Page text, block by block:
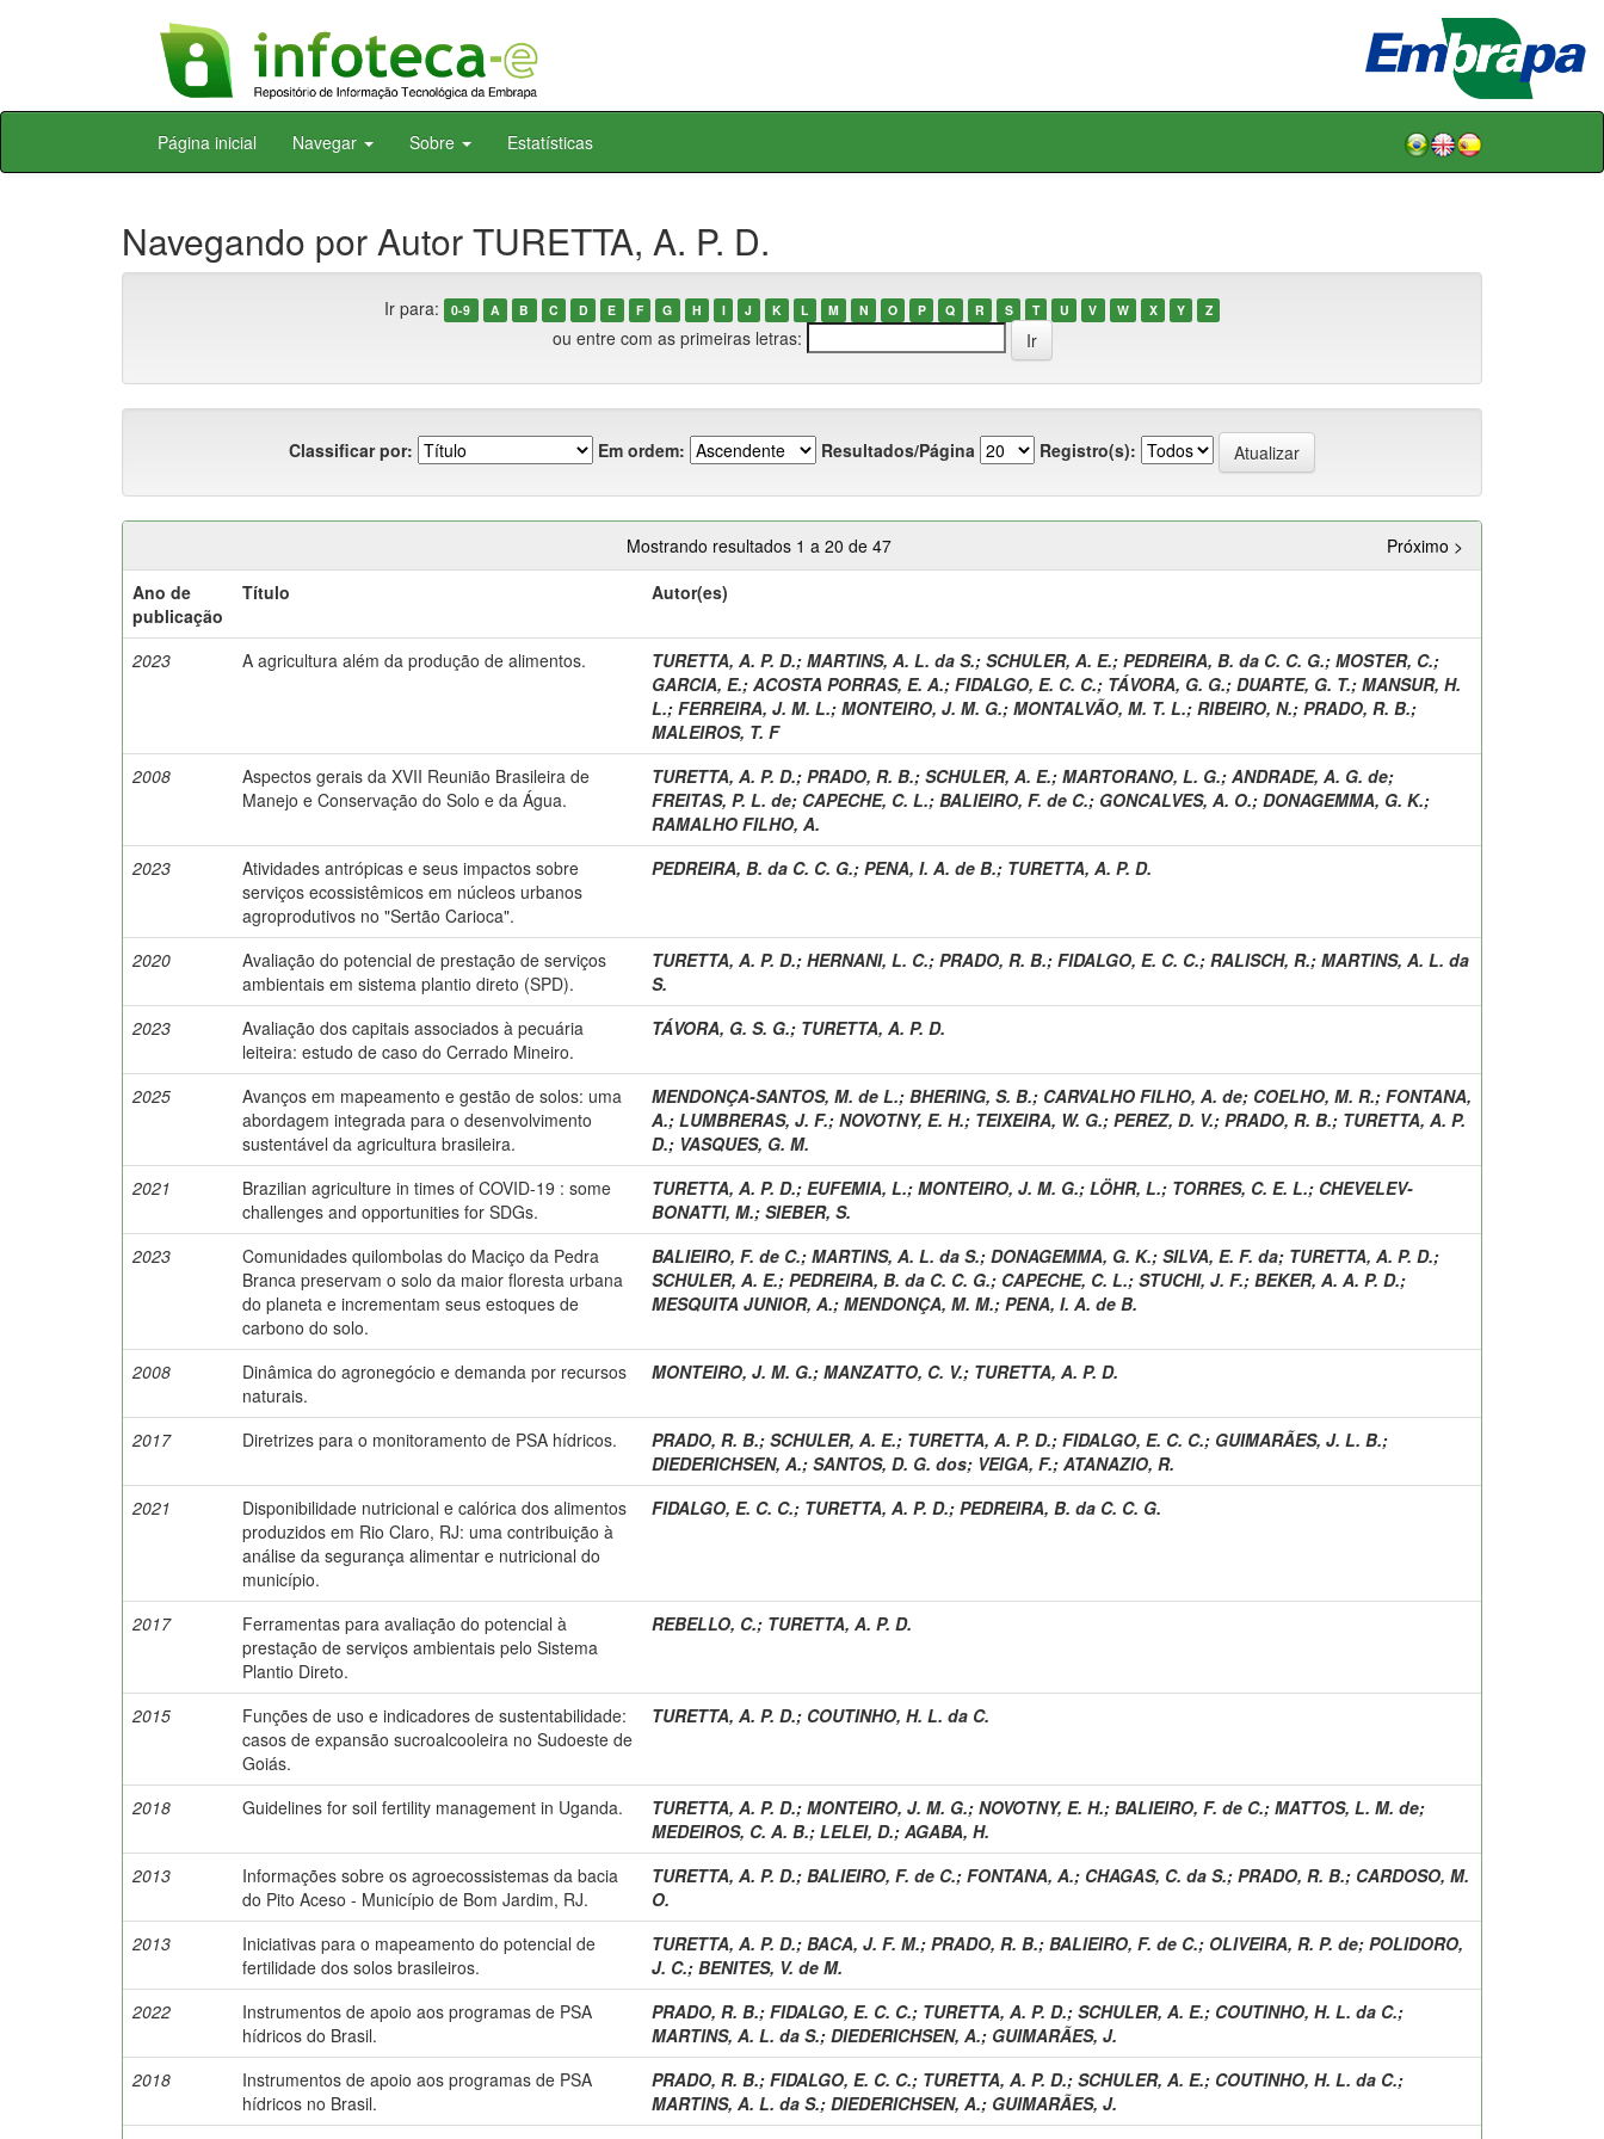
Skip
Página inicial Navegar Sobre Estatísticas
Navegando por Autor TURETTA, A. P. D.
Ir para: 0-9 A B C D E F G H I J K L M N O P Q R S T U V W X Y Z
ou entre com as primeiras letras:
Classificar por: Em ordem: Resultados/Página Registro(s):
Mostrando resultados 1 a 20 de 47
Próximo >
Ano de
publicação
Título Autor(es)
2023 A agricultura além da produção de alimentos. TURETTA, A. P. D.; MARTINS, A. L. da S.; SCHULER, A. E.; PEDREIRA, B. da C. C. G.; MOSTER, C.;
GARCIA, E.; ACOSTA PORRAS, E. A.; FIDALGO, E. C. C.; TÁVORA, G. G.; DUARTE, G. T.; MANSUR, H.
L.; FERREIRA, J. M. L.; MONTEIRO, J. M. G.; MONTALVÃO, M. T. L.; RIBEIRO, N.; PRADO, R. B.;
MALEIROS, T. F
2008
Aspectos gerais da XVII Reunião Brasileira de
Manejo e Conservação do Solo e da Água.
TURETTA, A. P. D.; PRADO, R. B.; SCHULER, A. E.; MARTORANO, L. G.; ANDRADE, A. G. de;
FREITAS, P. L. de; CAPECHE, C. L.; BALIEIRO, F. de C.; GONCALVES, A. O.; DONAGEMMA, G. K.;
RAMALHO FILHO, A.
2023
Atividades antrópicas e seus impactos sobre
serviços ecossistêmicos em núcleos urbanos
agroprodutivos no "Sertão Carioca".
PEDREIRA, B. da C. C. G.; PENA, I. A. de B.; TURETTA, A. P. D.
2020
Avaliação do potencial de prestação de serviços
ambientais em sistema plantio direto (SPD).
TURETTA, A. P. D.; HERNANI, L. C.; PRADO, R. B.; FIDALGO, E. C. C.; RALISCH, R.; MARTINS, A. L. da
S.
2023
Avaliação dos capitais associados à pecuária
leiteira: estudo de caso do Cerrado Mineiro.
TÁVORA, G. S. G.; TURETTA, A. P. D.
2025
Avanços em mapeamento e gestão de solos: uma
abordagem integrada para o desenvolvimento
sustentável da agricultura brasileira.
MENDONÇA-SANTOS, M. de L.; BHERING, S. B.; CARVALHO FILHO, A. de; COELHO, M. R.; FONTANA,
A.; LUMBRERAS, J. F.; NOVOTNY, E. H.; TEIXEIRA, W. G.; PEREZ, D. V.; PRADO, R. B.; TURETTA, A. P.
D.; VASQUES, G. M.
2021
Brazilian agriculture in times of COVID-19 : some
challenges and opportunities for SDGs.
TURETTA, A. P. D.; EUFEMIA, L.; MONTEIRO, J. M. G.; LÖHR, L.; TORRES, C. E. L.; CHEVELEV-
BONATTI, M.; SIEBER, S.
2023
Comunidades quilombolas do Maciço da Pedra
Branca preservam o solo da maior floresta urbana
do planeta e incrementam seus estoques de
carbono do solo.
BALIEIRO, F. de C.; MARTINS, A. L. da S.; DONAGEMMA, G. K.; SILVA, E. F. da; TURETTA, A. P. D.;
SCHULER, A. E.; PEDREIRA, B. da C. C. G.; CAPECHE, C. L.; STUCHI, J. F.; BEKER, A. A. P. D.;
MESQUITA JUNIOR, A.; MENDONÇA, M. M.; PENA, I. A. de B.
2008
Dinâmica do agronegócio e demanda por recursos
naturais.
MONTEIRO, J. M. G.; MANZATTO, C. V.; TURETTA, A. P. D.
2017 Diretrizes para o monitoramento de PSA hídricos. PRADO, R. B.; SCHULER, A. E.; TURETTA, A. P. D.; FIDALGO, E. C. C.; GUIMARÃES, J. L. B.;
DIEDERICHSEN, A.; SANTOS, D. G. dos; VEIGA, F.; ATANAZIO, R.
2021
Disponibilidade nutricional e calórica dos alimentos
produzidos em Rio Claro, RJ: uma contribuição à
análise da segurança alimentar e nutricional do
município.
FIDALGO, E. C. C.; TURETTA, A. P. D.; PEDREIRA, B. da C. C. G.
2017
Ferramentas para avaliação do potencial à
prestação de serviços ambientais pelo Sistema
Plantio Direto.
REBELLO, C.; TURETTA, A. P. D.
2015
Funções de uso e indicadores de sustentabilidade:
casos de expansão sucroalcooleira no Sudoeste de
Goiás.
TURETTA, A. P. D.; COUTINHO, H. L. da C.
2018 Guidelines for soil fertility management in Uganda. TURETTA, A. P. D.; MONTEIRO, J. M. G.; NOVOTNY, E. H.; BALIEIRO, F. de C.; MATTOS, L. M. de;
MEDEIROS, C. A. B.; LELEI, D.; AGABA, H.
2013
Informações sobre os agroecossistemas da bacia
do Pito Aceso - Município de Bom Jardim, RJ.
TURETTA, A. P. D.; BALIEIRO, F. de C.; FONTANA, A.; CHAGAS, C. da S.; PRADO, R. B.; CARDOSO, M.
O.
2013
Iniciativas para o mapeamento do potencial de
fertilidade dos solos brasileiros.
TURETTA, A. P. D.; BACA, J. F. M.; PRADO, R. B.; BALIEIRO, F. de C.; OLIVEIRA, R. P. de; POLIDORO,
J. C.; BENITES, V. de M.
2022
Instrumentos de apoio aos programas de PSA
hídricos do Brasil.
PRADO, R. B.; FIDALGO, E. C. C.; TURETTA, A. P. D.; SCHULER, A. E.; COUTINHO, H. L. da C.;
MARTINS, A. L. da S.; DIEDERICHSEN, A.; GUIMARÃES, J.
2018
Instrumentos de apoio aos programas de PSA
hídricos no Brasil.
PRADO, R. B.; FIDALGO, E. C. C.; TURETTA, A. P. D.; SCHULER, A. E.; COUTINHO, H. L. da C.;
MARTINS, A. L. da S.; DIEDERICHSEN, A.; GUIMARÃES, J.